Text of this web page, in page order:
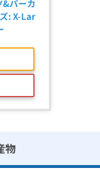
&パーカ
: X-Lar
物